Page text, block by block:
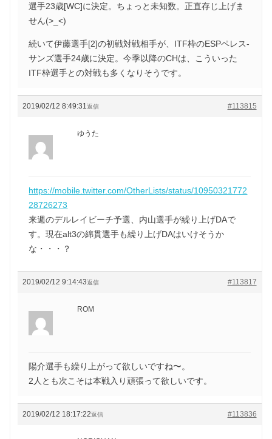
選手23歳[WC]に決定。ちょっと未知数。正直存じ上げま
せん(>_<)
続いて伊藤選手[2]の初戦対戦相手が、ITF枠のESPペレス-
サンズ選手24歳に決定。今季以降のCHは、こういった
ITF枠選手との対戦も多くなりそうです。
2019/02/12 8:49:31 #113815
返信
ゆうた
https://mobile.twitter.com/OtherLists/status/10950321772
28726273
来週のデルレイビーチ予選、内山選手が繰り上げDAで
す。現在alt3の綿貫選手も繰り上げDAはいけそうか
な・・・？
2019/02/12 9:14:43 #113817
返信
ROM
陽介選手も繰り上がって欲しいですね〜。
2人とも次こそは本戦入り頑張って欲しいです。
2019/02/12 18:17:22 #113836
返信